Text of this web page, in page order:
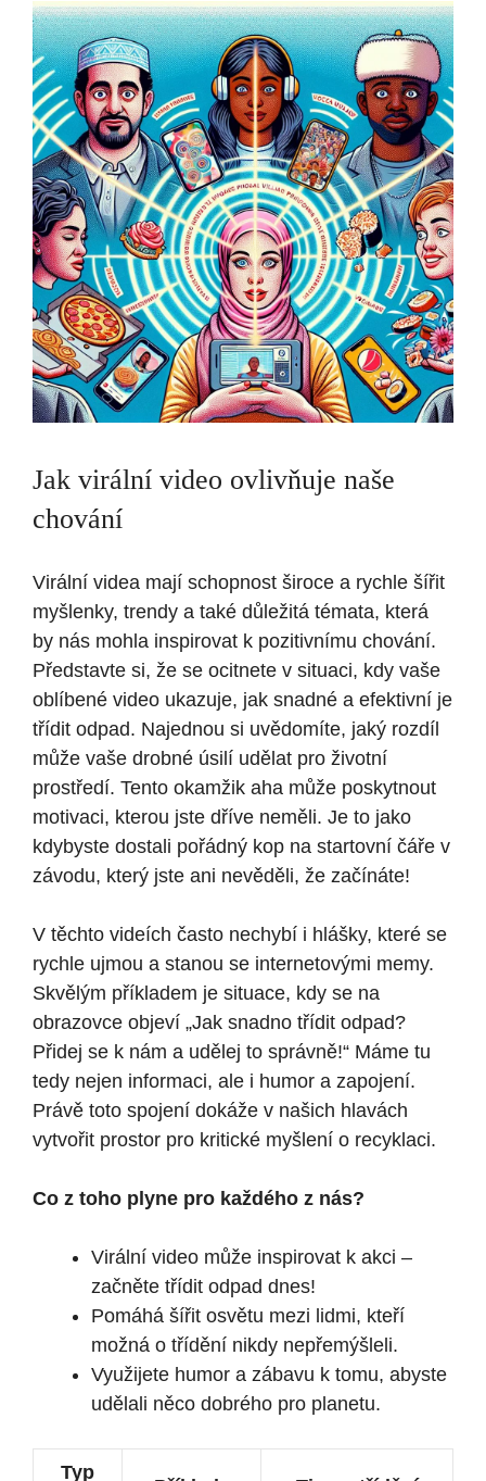
Jak virální video ovlivňuje naše
chování
Virální videa mají schopnost široce a rychle šířit
myšlenky, trendy a také důležitá témata, která
by nás mohla inspirovat k pozitivnímu chování.
Představte si, že se ocitnete v situaci, kdy vaše
oblíbené video ukazuje, jak snadné a efektivní je
třídit odpad. Najednou si uvědomíte, jaký rozdíl
může vaše drobné úsilí udělat pro životní
prostředí. Tento okamžik aha může poskytnout
motivaci, kterou jste dříve neměli. Je to jako
kdybyste dostali pořádný kop na startovní čáře v
závodu, který jste ani nevěděli, že začínáte!
V těchto videích často nechybí i hlášky, které se
rychle ujmou a stanou se internetovými memy.
Skvělým příkladem je situace, kdy se na
obrazovce objeví „Jak snadno třídit odpad?
Přidej se k nám a udělej to správně!“ Máme tu
tedy nejen informaci, ale i humor a zapojení.
Právě toto spojení dokáže v našich hlavách
vytvořit prostor pro kritické myšlení o recyklaci.
Co z toho plyne pro každého z nás?
Virální video může inspirovat k akci –
začněte třídit odpad dnes!
Pomáhá šířit osvětu mezi lidmi, kteří
možná o třídění nikdy nepřemýšleli.
Využijete humor a zábavu k tomu, abyste
udělali něco dobrého pro planetu.
Typ